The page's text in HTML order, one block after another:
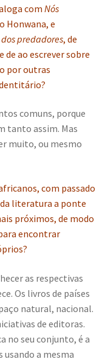
com Nós
Honwana, e
predadores, de
ao escrever sobre
por outras
comuns, porque
tanto assim. Mas
muito, ou mesmo
com passado
literatura a ponte
próximos, de modo
encontrar
as respectivas
Os livros de países
natural, nacional.
de editoras.
no seu conjunto, é a
usando a mesma